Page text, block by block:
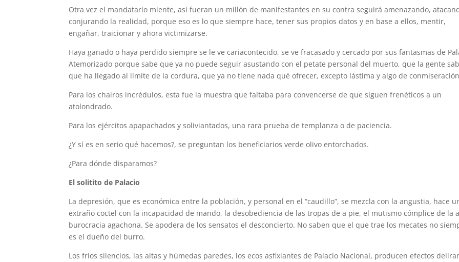
Otra vez el mandatario miente, así fueran un millón de manifestantes en su contra seguirá amenazando,
conjurando la realidad, porque eso es lo que siempre hace, tener sus propios datos y en base a ellos, mentir,
engañar, traicionar y ahora victimizarse.
Haya ganado o haya perdido siempre se le ve cariacontecido, se ve fracasado y cercado por sus fantasmas de
Atemorizado porque sabe que ya no puede seguir asustando con el petate personal del muerto, que la gente
que ha llegado al límite de la cordura, que ya no tiene nada qué ofrecer, excepto lástima y algo de
Para los chairos incrédulos, esta fue la muestra que faltaba para convencerse de que siguen frenéticos a un
atolondrado.
Para los ejércitos apapachados y soliviantados, una rara prueba de templanza o de paciencia.
¿Y sí es en serio qué hacemos?, se preguntan los beneficiarios verde olivo entorchados.
¿Para dónde disparamos?
El solitito de Palacio
La depresión, que es económica entre la población, y personal en el “caudillo”, se mezcla con la angustia, hace
extraño coctel con la incapacidad de mando, la desobediencia de las tropas de a pie, el mutismo cómplice de la
burocracia agachona. Se apodera de los sensatos el desconcierto. No saben que el que trae los mecates no
es el dueño del burro.
Los fríos silencios, las altas y húmedas paredes, los ecos asfixiantes de Palacio Nacional, producen efectos